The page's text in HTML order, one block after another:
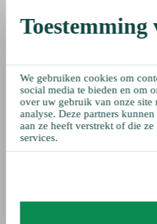
Toestemming
We gebruiken cookies om
social media te bieden en om
over uw gebruik van onze site
analyse. Deze partners
aan ze heeft verstrekt of die
services.